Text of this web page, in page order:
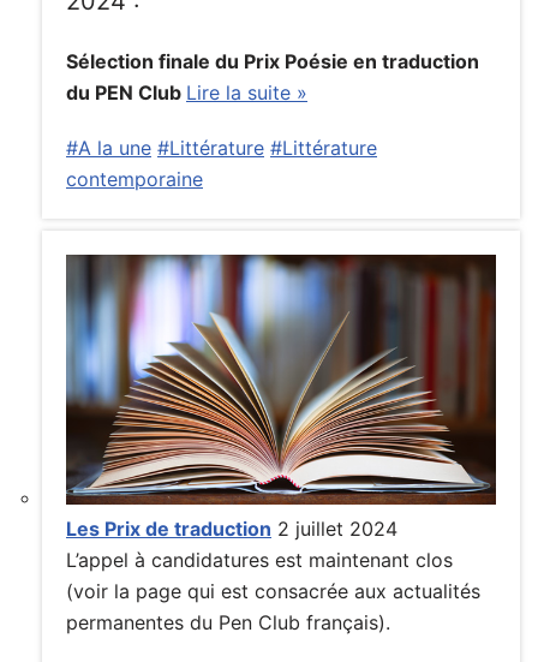
Sélection finale du Prix Poésie en traduction
du PEN Club Lire la suite »
#A la une #Littérature #Littérature
contemporaine
Les Prix de traduction 2 juillet 2024
L’appel à candidatures est maintenant clos
(voir la page qui est consacrée aux actualités
permanentes du Pen Club français).